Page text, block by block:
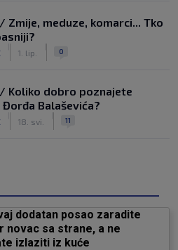
Zmije, meduze, komarci... Tko
1. lip. 0
/ Koliko dobro poznajete
Balaševića?
18. svi. 11
dodatan posao zaradite
novac sa strane, a ne
izlaziti iz kuće